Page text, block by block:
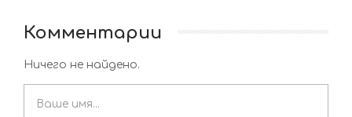
Комментарии
Ничего не найдено.